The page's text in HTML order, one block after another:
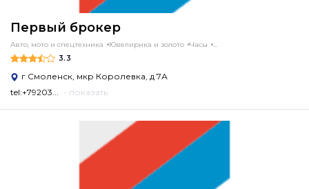
Первый брокер
Авто, мото и спецтехника Ювелирика и золото Часы ...
3.3
г Смоленск, мкр Королевка, д 7А
tel:+79203... - показать